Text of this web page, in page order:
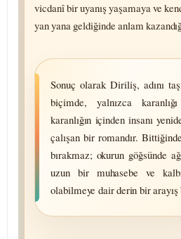
vicdanî bir uyanış yaşamaya ve
yan yana geldiğinde anlam
Sonuç olarak Diriliş, adını
biçimde, yalnızca
karanlığın içinden insanı
çalışan bir romandır.
bırakmaz; okurun göğsünde
uzun bir muhasebe ve
olabilmeye dair derin bir arayış